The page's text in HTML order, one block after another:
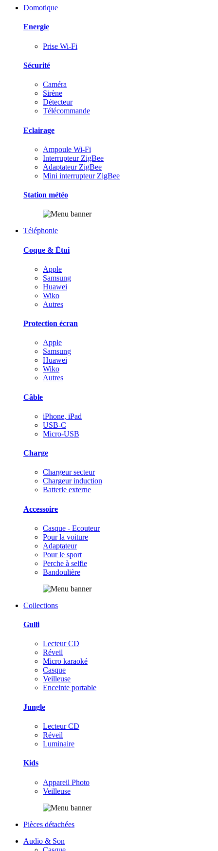
Domotique
Energie
Prise Wi-Fi
Sécurité
Caméra
Sirène
Détecteur
Télécommande
Eclairage
Ampoule Wi-Fi
Interrupteur ZigBee
Adaptateur ZigBee
Mini interrupteur ZigBee
Station météo
Téléphonie
Coque & Étui
Apple
Samsung
Huawei
Wiko
Autres
Protection écran
Apple
Samsung
Huawei
Wiko
Autres
Câble
iPhone, iPad
USB-C
Micro-USB
Charge
Chargeur secteur
Chargeur induction
Batterie externe
Accessoire
Casque - Ecouteur
Pour la voiture
Adaptateur
Pour le sport
Perche à selfie
Bandoulière
Collections
Gulli
Lecteur CD
Réveil
Micro karaoké
Casque
Veilleuse
Enceinte portable
Jungle
Lecteur CD
Réveil
Luminaire
Kids
Appareil Photo
Veilleuse
Pièces détachées
Audio & Son